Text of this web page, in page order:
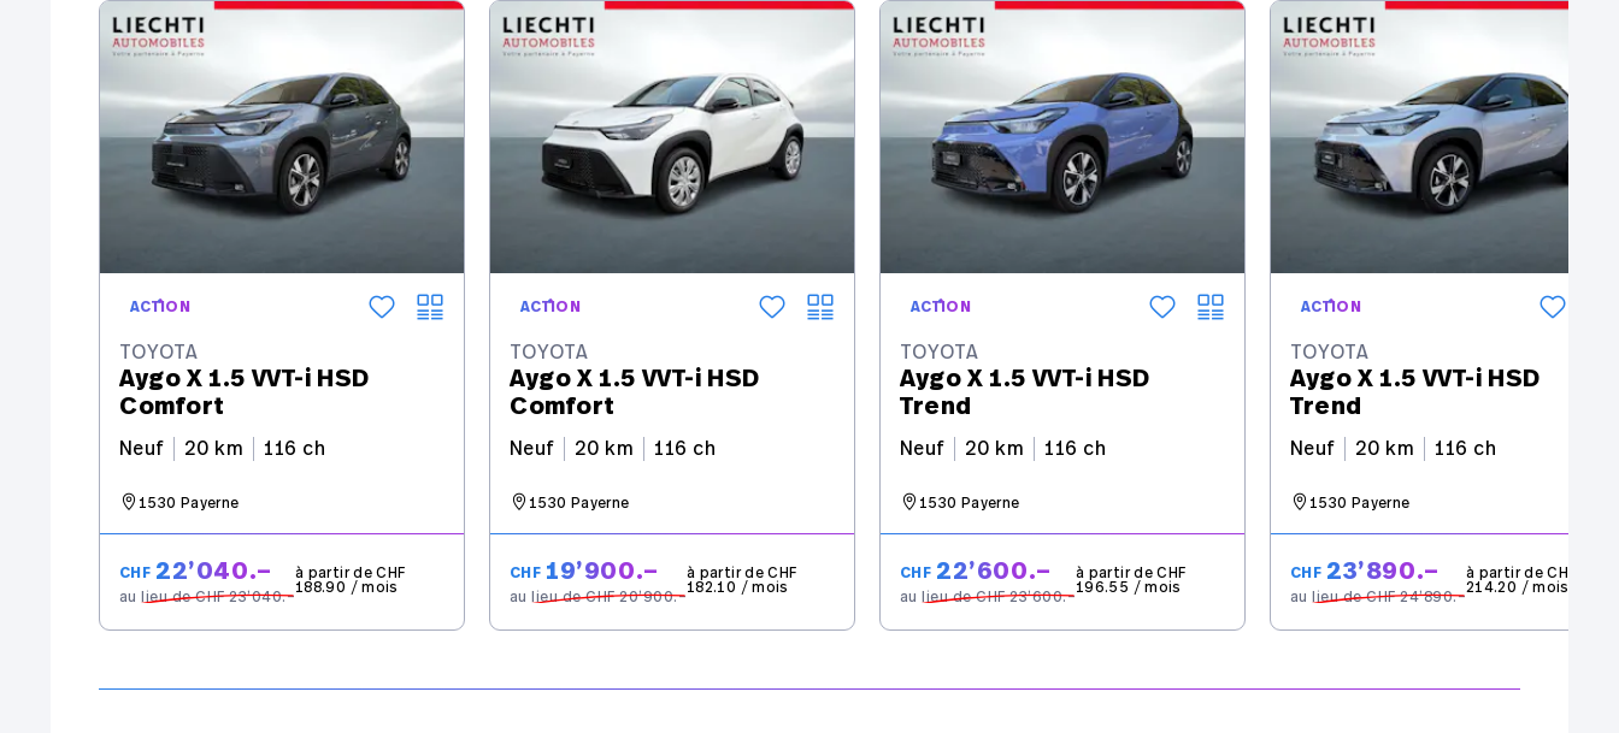
ACTION
TOYOTA
Aygo X 1.5 VVT-i HSD
Comfort
Neuf 20 km 116 ch
1530 Payerne
CHF 22’040.–
au lieu de CHF 23’040.–
à partir de CHF
188.90 / mois
ACTION
TOYOTA
Aygo X 1.5 VVT-i HSD
Comfort
Neuf 20 km 116 ch
1530 Payerne
CHF 19’900.–
au lieu de CHF 20’900.–
à partir de CHF
182.10 / mois
ACTION
TOYOTA
Aygo X 1.5 VVT-i HSD
Trend
Neuf 20 km 116 ch
1530 Payerne
CHF 22’600.–
au lieu de CHF 23’600.–
à partir de CHF
196.55 / mois
ACTION
TOYOTA
Aygo X 1.5 VVT-i HSD
Trend
Neuf 20 km 116 ch
1530 Payerne
CHF 23’890.–
au lieu de CHF 24’890.–
à partir de CHF
214.20 / mois